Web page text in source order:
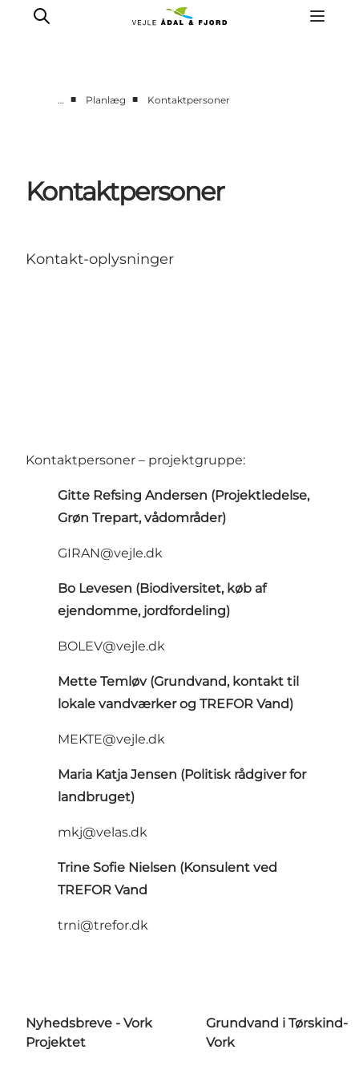
… ■ Planlæg ■ Kontaktpersoner
Kontaktpersoner
Kontakt-oplysninger
Kontaktpersoner – projektgruppe:
Gitte Refsing Andersen (Projektledelse,
Grøn Trepart, vådområder)
GIRAN@vejle.dk
Bo Levesen (Biodiversitet, køb af
ejendomme, jordfordeling)
BOLEV@vejle.dk
Mette Temløv (Grundvand, kontakt til
lokale vandværker og TREFOR Vand)
MEKTE@vejle.dk
Maria Katja Jensen (Politisk rådgiver for
landbruget)
mkj@velas.dk
Trine Sofie Nielsen (Konsulent ved
TREFOR Vand
trni@trefor.dk
Nyhedsbreve - Vork
Projektet
Grundvand i Tørskind-
Vork